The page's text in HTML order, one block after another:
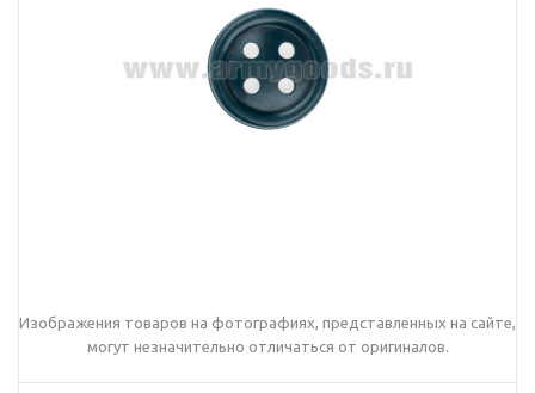
Изображения товаров на фотографиях, представленных на сайте,
могут незначительно отличаться от оригиналов.